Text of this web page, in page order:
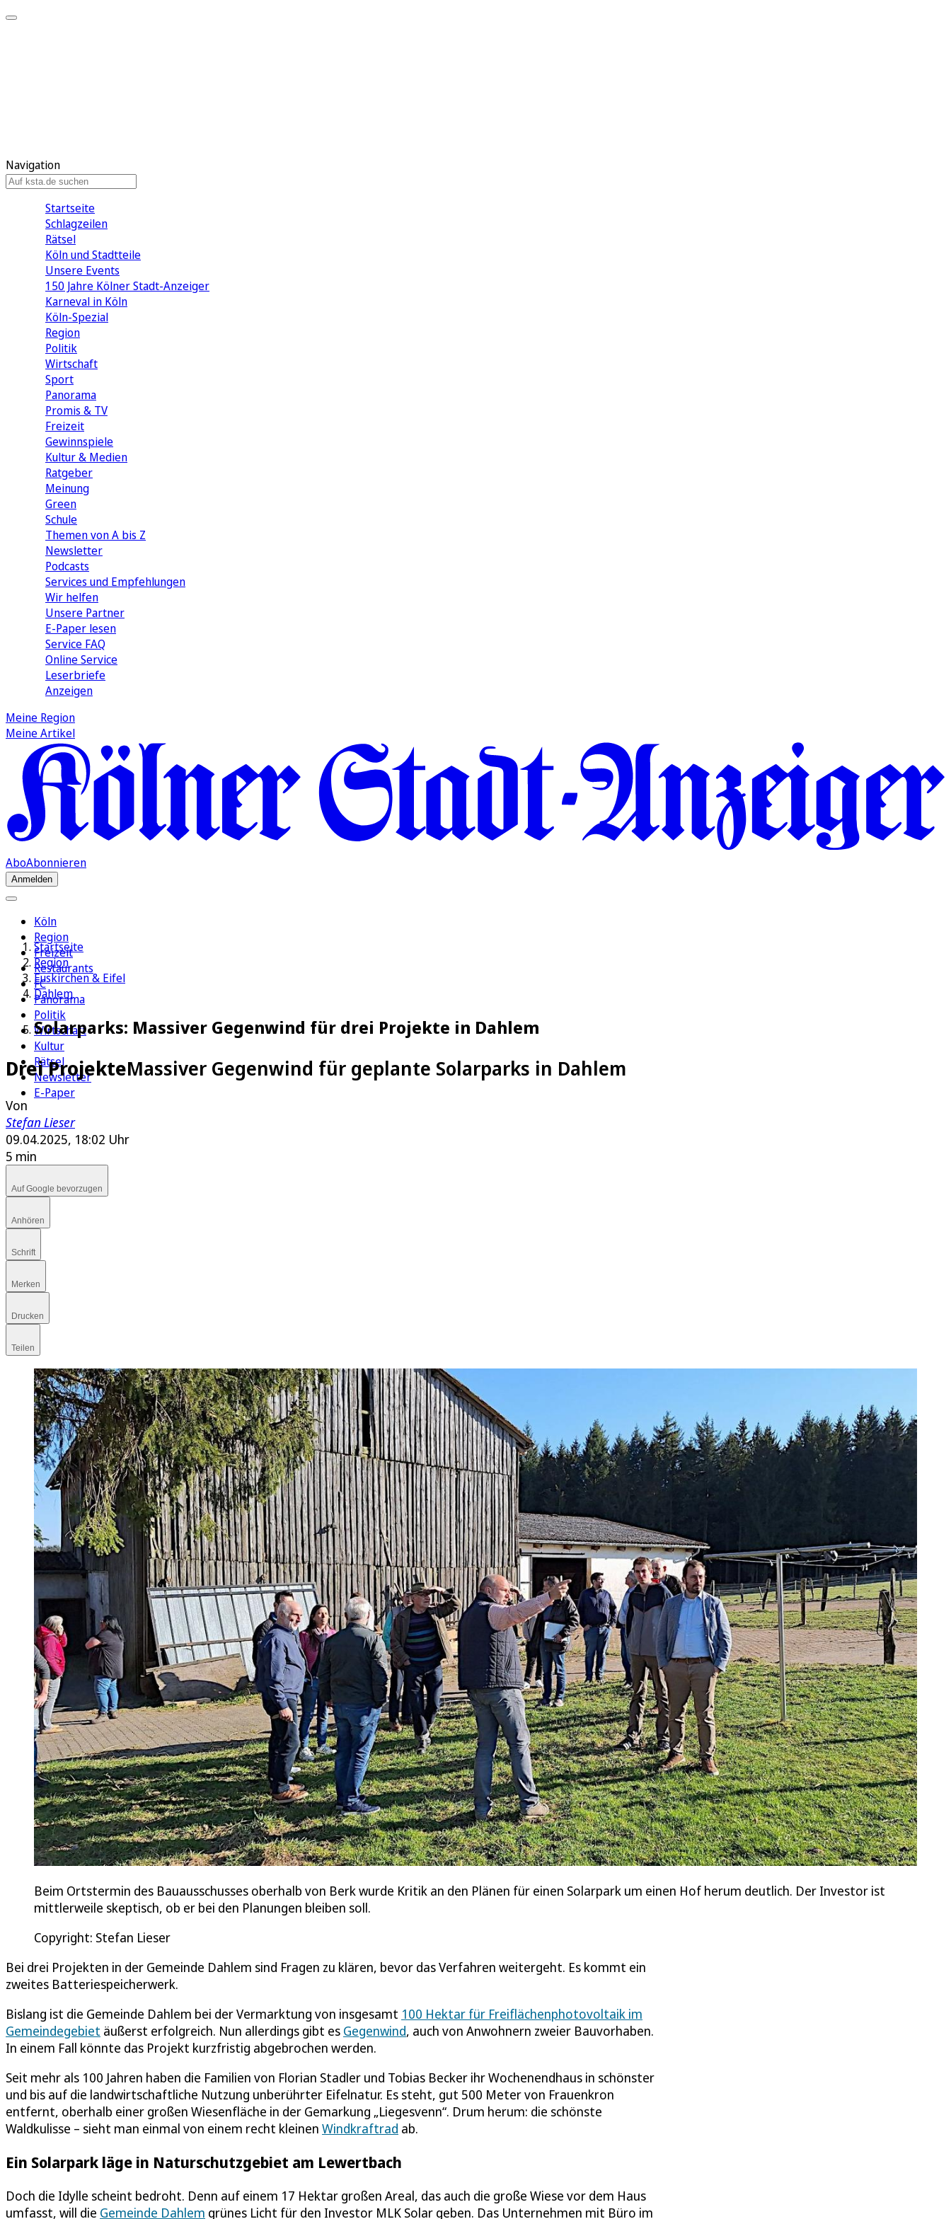
Navigation
Startseite
Schlagzeilen
Rätsel
Köln und Stadtteile
Unsere Events
150 Jahre Kölner Stadt-Anzeiger
Karneval in Köln
Köln-Spezial
Region
Politik
Wirtschaft
Sport
Panorama
Promis & TV
Freizeit
Gewinnspiele
Kultur & Medien
Ratgeber
Meinung
Green
Schule
Themen von A bis Z
Newsletter
Podcasts
Services und Empfehlungen
Wir helfen
Unsere Partner
E-Paper lesen
Service FAQ
Online Service
Leserbriefe
Anzeigen
Meine Region
Meine Artikel
AboAbonnieren
Anmelden
Köln
Region
Freizeit
Restaurants
FC
Panorama
Politik
Wirtschaft
Kultur
Rätsel
Newsletter
E-Paper
Startseite
Region
Euskirchen & Eifel
Dahlem
Solarparks: Massiver Gegenwind für drei Projekte in Dahlem
Drei ProjekteMassiver Gegenwind für geplante Solarparks in Dahlem
Von
Stefan Lieser
09.04.2025, 18:02 Uhr
5 min
Auf Google bevorzugen
Anhören
Schrift
Merken
Drucken
Teilen
Beim Ortstermin des Bauausschusses oberhalb von Berk wurde Kritik an den Plänen für einen Solarpark um einen Hof herum deutlich. Der Investor ist
mittlerweile skeptisch, ob er bei den Planungen bleiben soll.
Copyright: Stefan Lieser
Bei drei Projekten in der Gemeinde Dahlem sind Fragen zu klären, bevor das Verfahren weitergeht. Es kommt ein
zweites Batteriespeicherwerk.
Bislang ist die Gemeinde Dahlem bei der Vermarktung von insgesamt 100 Hektar für Freiflächenphotovoltaik im
Gemeindegebiet äußerst erfolgreich. Nun allerdings gibt es Gegenwind, auch von Anwohnern zweier Bauvorhaben.
In einem Fall könnte das Projekt kurzfristig abgebrochen werden.
Seit mehr als 100 Jahren haben die Familien von Florian Stadler und Tobias Becker ihr Wochenendhaus in schönster
und bis auf die landwirtschaftliche Nutzung unberührter Eifelnatur. Es steht, gut 500 Meter von Frauenkron
entfernt, oberhalb einer großen Wiesenfläche in der Gemarkung „Liegesvenn“. Drum herum: die schönste
Waldkulisse – sieht man einmal von einem recht kleinen Windkraftrad ab.
Ein Solarpark läge in Naturschutzgebiet am Lewertbach
Doch die Idylle scheint bedroht. Denn auf einem 17 Hektar großen Areal, das auch die große Wiese vor dem Haus
umfasst, will die Gemeinde Dahlem grünes Licht für den Investor MLK Solar geben. Das Unternehmen mit Büro im